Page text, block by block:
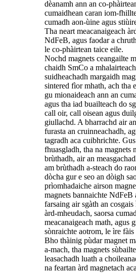
dèanamh ann an co-
cumaidhean caran iom-
cumadh aon-ùine agus
Tha neart meacanaigeach
NdFeB, agus faodar a
le co-phàirtean taice eile.
Nochd magnets ceangailte
chaidh SmCo a
suidheachadh margaidh
sintered fìor mhath, ach tha
gu mionaideach ann an
agus tha iad buailteach do
call oir, call oisean agus
giullachd. A bharrachd air
furasta an cruinneachadh,
tagradh aca cuibhrichte.
fhuasgladh, tha na magnets
brùthadh, air an
am brùthadh a-steach do
dòcha gur e seo an dòigh
prìomhadaiche airson
magnets bannaichte NdFeB
farsaing air sgàth an
àrd-mheudach, saorsa
meacanaigeach math, agus
sònraichte aotrom, le ìre
Bho thàinig pùdar magnet
a-mach, tha magnets
leasachadh luath a
na feartan àrd magnetach